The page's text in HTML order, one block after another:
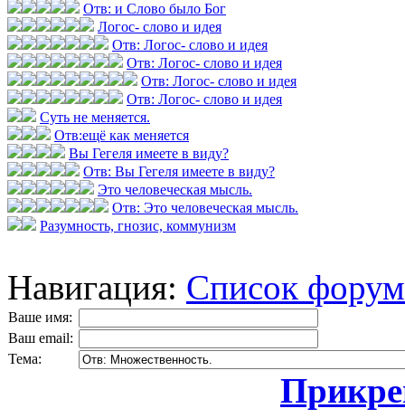
Отв: и Слово было Бог
Логос- слово и идея
Отв: Логос- слово и идея
Отв: Логос- слово и идея
Отв: Логос- слово и идея
Отв: Логос- слово и идея
Суть не меняется.
Отв:ещё как меняется
Вы Гегеля имеете в виду?
Отв: Вы Гегеля имеете в виду?
Это человеческая мысль.
Отв: Это человеческая мысль.
Разумность, гнозис, коммунизм
Навигация: Список
Ваше имя:
Ваш email:
Тема: